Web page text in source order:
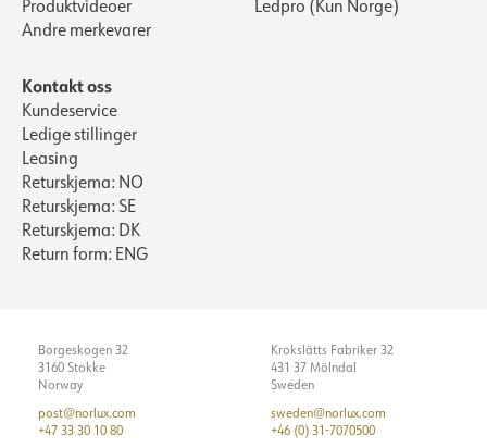
Produktvideoer
Andre merkevarer
Ledpro (Kun Norge)
Kontakt oss
Kundeservice
Ledige stillinger
Leasing
Returskjema: NO
Returskjema: SE
Returskjema: DK
Return form: ENG
Borgeskogen 32
3160 Stokke
Norway
post@norlux.com
+47 33 30 10 80
Krokslätts Fabriker 32
431 37 Mölndal
Sweden
sweden@norlux.com
+46 (0) 31-7070500